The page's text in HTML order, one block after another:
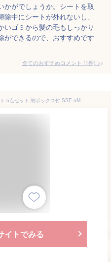
かがでしょうか。シートを取
中にシートが外れないし、
いゴミから髪の毛もしっかり
ができるので、おすすめです
全てのおすすめコメント (1件) >
フローリングワイパー お掃除セット 5点セット 納ボックス付 SSE-5M ブラック ホワイト送料無料フローリングワイパー ハンディモップ 粘着ローラー 掃除 セット リビング 連結式 アイリスオーヤマ
イトでみる